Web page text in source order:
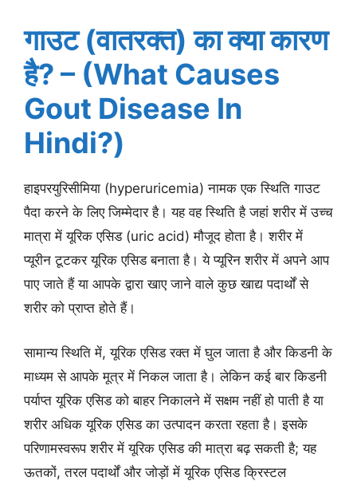
गाउट (वातरक्त) का क्या कारण
है? – (What Causes
Gout Disease In
Hindi?)
हाइपरयुरिसीमिया (hyperuricemia) नामक एक स्थिति गाउट
पैदा करने के लिए जिम्मेदार है। यह वह स्थिति है जहां शरीर में उच्च
मात्रा में यूरिक एसिड (uric acid) मौजूद होता है। शरीर में
प्यूरीन टूटकर यूरिक एसिड बनाता है। ये प्यूरिन शरीर में अपने आप
पाए जाते हैं या आपके द्वारा खाए जाने वाले कुछ खाद्य पदार्थों से
शरीर को प्राप्त होते हैं।
सामान्य स्थिति में, यूरिक एसिड रक्त में घुल जाता है और किडनी के
माध्यम से आपके मूत्र में निकल जाता है। लेकिन कई बार किडनी
पर्याप्त यूरिक एसिड को बाहर निकालने में सक्षम नहीं हो पाती है या
शरीर अधिक यूरिक एसिड का उत्पादन करता रहता है। इसके
परिणामस्वरूप शरीर में यूरिक एसिड की मात्रा बढ़ सकती है; यह
ऊतकों, तरल पदार्थों और जोड़ों में यूरिक एसिड क्रिस्टल